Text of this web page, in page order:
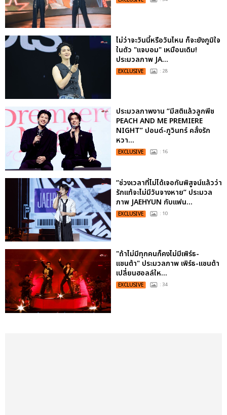
ไม่ว่าจะวันนี้หรือวันไหน ก็จะยังภูมิใจ
ในตัว "แจบอม" เหมือนเดิม!
ประมวลภาพ JA...
EXCLUSIVE : 28
ประมวลภาพงาน “มีสติแล้วลูกพีช
PEACH AND ME PREMIERE
NIGHT” ปอนด์-ภูวินทร์ คลั่งรัก
หวา...
EXCLUSIVE : 16
“ช่วงเวลาที่ไม่ได้เจอกันพิสูจน์แล้วว่า
รักแท้จะไม่มีวันจางหาย” ประมวล
ภาพ JAEHYUN กับแฟน...
EXCLUSIVE : 10
"ถ้าไม่มีทุกคนก็คงไม่มีเพิร์ธ-
แซนต้า" ประมวลภาพ เพิร์ธ-แซนต้า
เปลี่ยนฮอลล์ให...
EXCLUSIVE : 34